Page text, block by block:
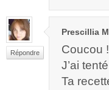
Répondre
Prescillia
Coucou
J’ai
Ta